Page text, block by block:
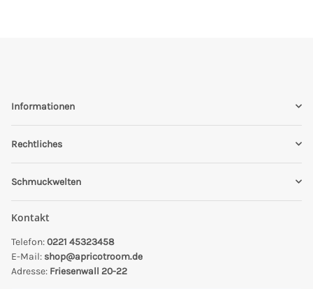
Informationen
Rechtliches
Schmuckwelten
Kontakt
Telefon:0221 45323458
E-Mail: shop@apricotroom.de
Adresse: Friesenwall 20-22